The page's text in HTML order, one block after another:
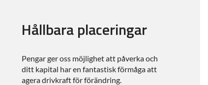
Hållbara placeringar
Pengar ger oss möjlighet att påverka och
ditt kapital har en fantastisk förmåga att
agera drivkraft för förändring.